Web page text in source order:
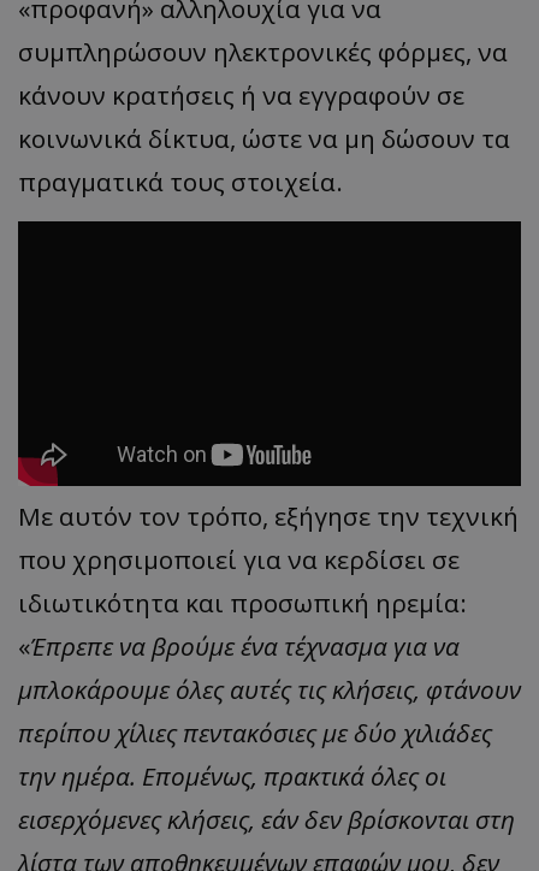
«προφανή» αλληλουχία για να
συμπληρώσουν ηλεκτρονικές φόρμες, να
κάνουν κρατήσεις ή να εγγραφούν σε
κοινωνικά δίκτυα, ώστε να μη δώσουν τα
πραγματικά τους στοιχεία.
Με αυτόν τον τρόπο, εξήγησε την τεχνική
που χρησιμοποιεί για να κερδίσει σε
ιδιωτικότητα και προσωπική ηρεμία:
«Έπρεπε να βρούμε ένα τέχνασμα για να
μπλοκάρουμε όλες αυτές τις κλήσεις, φτάνουν
περίπου χίλιες πεντακόσιες με δύο χιλιάδες
την ημέρα. Επομένως, πρακτικά όλες οι
εισερχόμενες κλήσεις, εάν δεν βρίσκονται στη
λίστα των αποθηκευμένων επαφών μου, δεν